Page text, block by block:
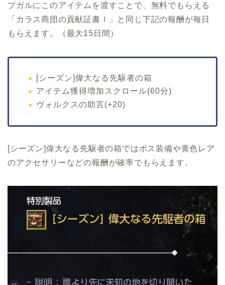
プガルにこのアイテムを渡すことで、無料でもらえる
「カラス商団の貢献証書Ⅰ」と同じ下記の報酬が毎日
もらえます。（最大15日間）
[シーズン]偉大なる先駆者の箱
アイテム獲得増加スクロール(60分)
ヴォルクスの助言(+20)
[シーズン]偉大なる先駆者の箱ではボス装備や黄色レア
のアクセサリーなどの報酬が確率でもらえます。